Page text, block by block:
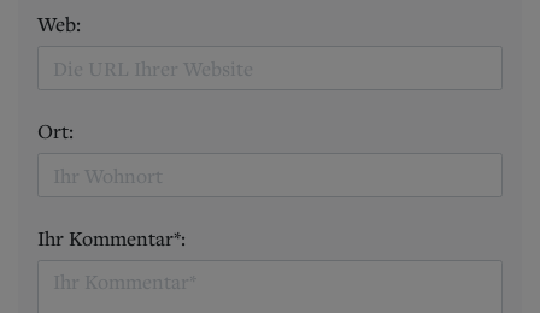
Web:
Ort:
Ihr Kommentar*: